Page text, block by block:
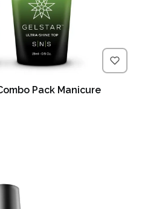
Pack Manicure